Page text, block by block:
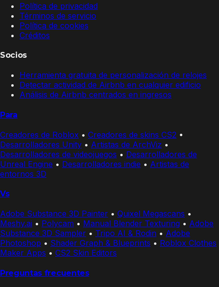
Política de privacidad
Términos de servicio
Política de cookies
Créditos
Socios
Herramienta gratuita de personalización de relojes
Detectar actividad de Airbnb en cualquier edificio
Análisis de Airbnb centrados en ingresos
Para
Creadores de Roblox • Creadores de skins CS2 •
Desarrolladores Unity • Artistas de ArchViz •
Desarrolladores de videojuegos • Desarrolladores de
Unreal Engine • Desarrolladores indie • Artistas de
entornos 3D
Vs
Adobe Substance 3D Painter • Quixel Megascans •
Meshy.ai • Polycam • Manual Blender Texturing • Adobe
Substance 3D Sampler • Tripo AI & Rodin • Adobe
Photoshop • Shader Graph & Blueprints • Roblox Clothes
Maker Apps • CS2 Skin Editors
Preguntas frecuentes